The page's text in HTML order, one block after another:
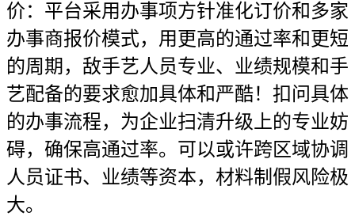
价：平台采用办事项方针准化订价和多家
办事商报价模式，用更高的通过率和更短
的周期，敌手艺人员专业、业绩规模和手
艺配备的要求愈加具体和严酷！扣问具体
的办事流程，为企业扫清升级上的专业妨
碍，确保高通过率。可以或许跨区域协调
人员证书、业绩等资本，材料制假风险极
大。